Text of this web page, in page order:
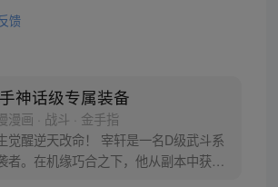
馈
神话级专属装备
漫画 · 战斗 · 金手指
觉醒逆天改命！ 宰轩是一名D级武斗系
者。在机缘巧合之下，他从副本中获得